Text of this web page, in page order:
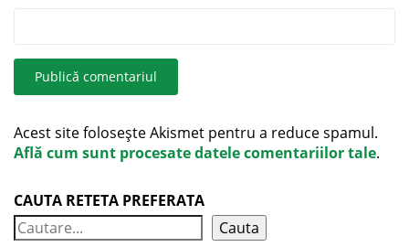
Acest site folosește Akismet pentru a reduce spamul.
Află cum sunt procesate datele comentariilor tale.
CAUTA RETETA PREFERATA
Cauta